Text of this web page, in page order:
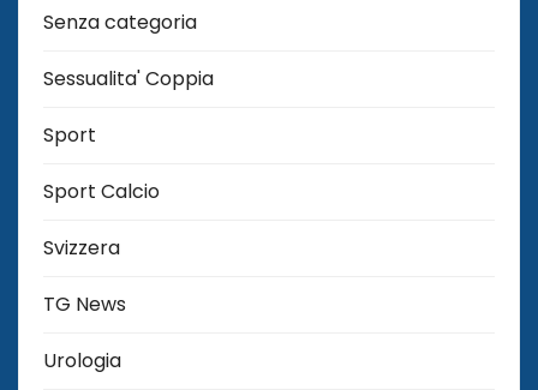
Senza categoria
Sessualita' Coppia
Sport
Sport Calcio
Svizzera
TG News
Urologia